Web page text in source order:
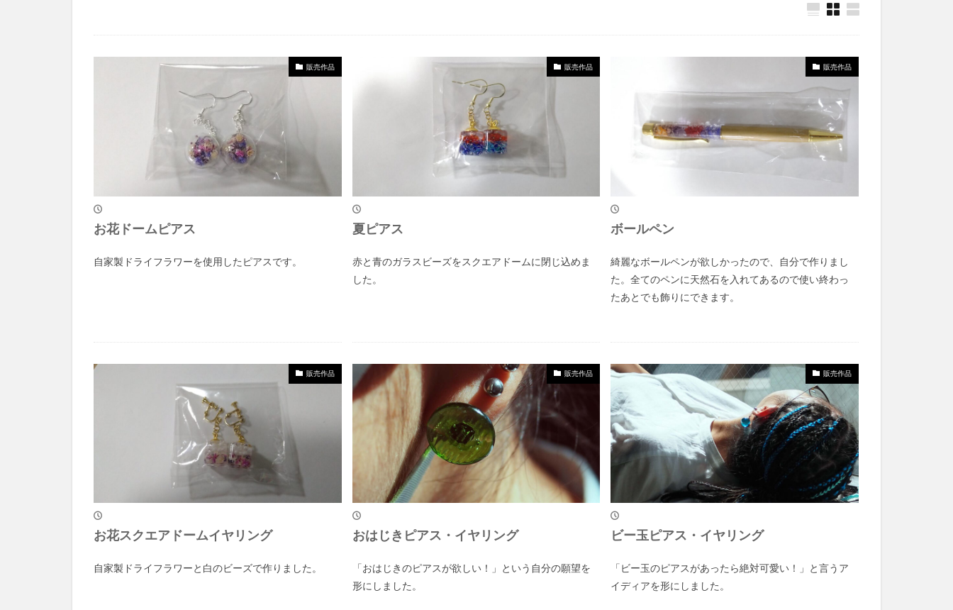
販売作品
お花ドームピアス
自家製ドライフラワーを使用したピアスです。
販売作品
夏ピアス
赤と青のガラスビーズをスクエアドームに閉じ込めま
した。
販売作品
ボールペン
綺麗なボールペンが欲しかったので、自分で作りまし
た。全てのペンに天然石を入れてあるので使い終わっ
たあとでも飾りにできます。
販売作品
お花スクエアドームイヤリング
自家製ドライフラワーと白のビーズで作りました。
販売作品
おはじきピアス・イヤリング
「おはじきのピアスが欲しい！」という自分の願望を
形にしました。
販売作品
ビー玉ピアス・イヤリング
「ビー玉のピアスがあったら絶対可愛い！」と言うア
イディアを形にしました。